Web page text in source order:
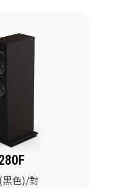
色)/對